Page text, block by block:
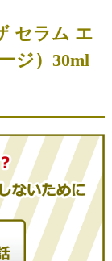
セラム エ
ジ）30ml